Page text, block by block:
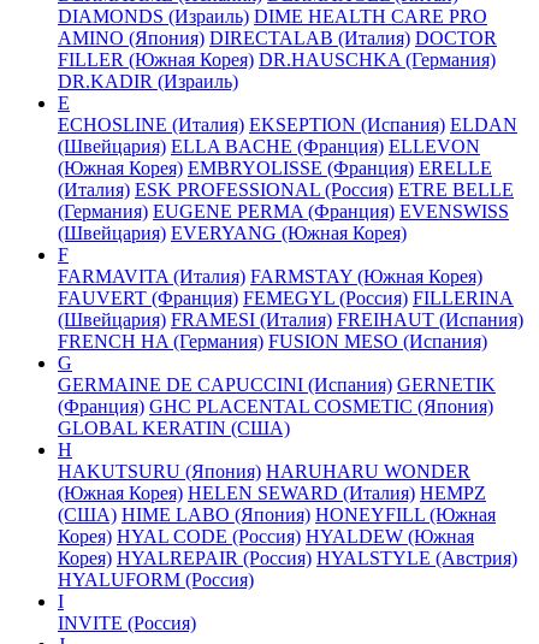
DIAMONDS (Израиль) DIME HEALTH CARE PRO
AMINO (Япония) DIRECTALAB (Италия) DOCTOR
FILLER (Южная Корея) DR.HAUSCHKA (Германия)
DR.KADIR (Израиль)
E
ECHOSLINE (Италия) EKSEPTION (Испания) ELDAN
(Швейцария) ELLA BACHE (Франция) ELLEVON
(Южная Корея) EMBRYOLISSE (Франция) ERELLE
(Италия) ESK PROFESSIONAL (Россия) ETRE BELLE
(Германия) EUGENE PERMA (Франция) EVENSWISS
(Швейцария) EVERYANG (Южная Корея)
F
FARMAVITA (Италия) FARMSTAY (Южная Корея)
FAUVERT (Франция) FEMEGYL (Россия) FILLERINA
(Швейцария) FRAMESI (Италия) FREIHAUT (Испания)
FRENCH HA (Германия) FUSION MESO (Испания)
G
GERMAINE DE CAPUCCINI (Испания) GERNETIK
(Франция) GHC PLACENTAL COSMETIC (Япония)
GLOBAL KERATIN (США)
H
HAKUTSURU (Япония) HARUHARU WONDER
(Южная Корея) HELEN SEWARD (Италия) HEMPZ
(США) HIME LABO (Япония) HONEYFILL (Южная
Корея) HYAL CODE (Россия) HYALDEW (Южная
Корея) HYALREPAIR (Россия) HYALSTYLE (Австрия)
HYALUFORM (Россия)
I
INVITE (Россия)